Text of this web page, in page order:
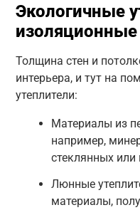
Экологичные
Толщина стен и
интерьера, и тут на
утеплители:
Материалы из
например,
стеклянных
Люнные
материалы,